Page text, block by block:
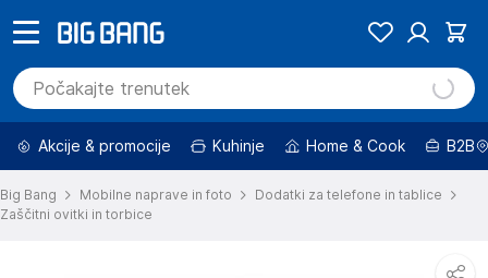
Akcije & promocije Kuhinje Home & Cook B2B
Big Bang Mobilne naprave in foto
Dodatki za telefone in tablice
Zaščitni ovitki in torbice